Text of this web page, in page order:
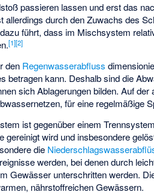
passieren lassen und erst das
allerdings durch den Zuwachs des
führt, dass im Mischsystem
[1][2]
den Regenwasserabfluss
betragen kann. Deshalb sind die
sich Ablagerungen bilden. Auf der
für eine regelmäßige
ist gegenüber einem
gereinigt wird und insbesondere
die
werden, bei denen durch
Gewässer unterschritten werden.
nährstoffreichen Gewässern.